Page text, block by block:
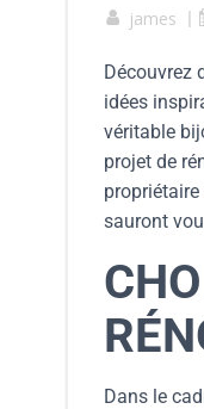
james |
Découvrez
idées
véritable
projet de
propriétaire
sauront
Dans le